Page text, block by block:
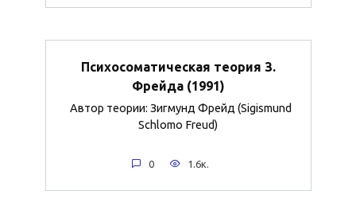
Психосоматическая теория З.
Фрейда (1991)
Автор теории: Зигмунд Фрейд (Sigismund
Schlomo Freud)
0 1.6к.